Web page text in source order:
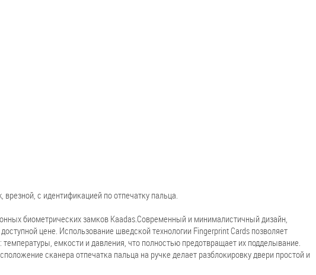
врезной, с идентификацией по отпечатку пальца.
биометрических замков Kaadas.Современный и минималистичный дизайн,
цене. Использование шведской технологии Fingerprint Cards позволяет
емкости и давления, что полностью предотвращает их подделывание.
сканера отпечатка пальца на ручке делает разблокировку двери простой и